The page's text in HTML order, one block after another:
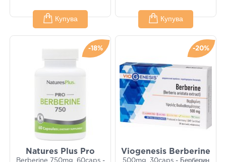
Купува Купува
-18%
Natures Plus Pro
-20%
Viogenesis Berberine